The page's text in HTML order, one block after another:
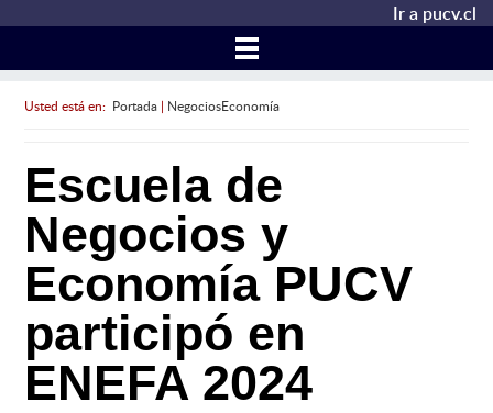
Ir a pucv.cl
Usted está en: Portada| NegociosEconomía
Escuela de
Negocios y
Economía PUCV
participó en
ENEFA 2024